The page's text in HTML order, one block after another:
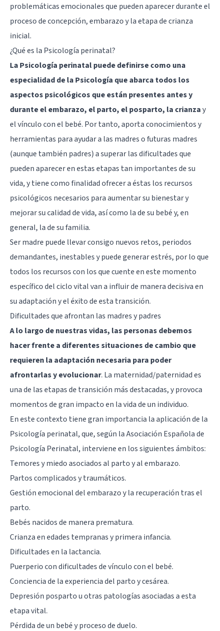
problemáticas emocionales que pueden aparecer durante el
proceso de concepción, embarazo y la etapa de crianza
inicial.
¿Qué es la Psicología perinatal?
La Psicología perinatal puede definirse como una
especialidad de la Psicología que abarca todos los
aspectos psicológicos que están presentes antes y
durante el embarazo, el parto, el posparto, la crianzay
el vínculo con el bebé. Por tanto, aporta conocimientos y
herramientas para ayudar a las madres o futuras madres
(aunque también padres) a superar las dificultades que
pueden aparecer en estas etapas tan importantes de su
vida, y tiene como finalidad ofrecer a éstas los recursos
psicológicos necesarios para aumentar su bienestar y
mejorar su calidad de vida, así como la de su bebé y, en
general, la de su familia.
Ser madre puede llevar consigo nuevos retos, periodos
demandantes, inestables y puede generar estrés, por lo que
todos los recursos con los que cuente en este momento
específico del ciclo vital van a influir de manera decisiva en
su adaptación y el éxito de esta transición.
Dificultades que afrontan las madres y padres
A lo largo de nuestras vidas, las personas debemos
hacer frente a diferentes situaciones de cambio que
requieren la adaptación necesaria para poder
afrontarlas y evolucionar. La maternidad/paternidad es
una de las etapas de transición más destacadas, y provoca
momentos de gran impacto en la vida de un individuo.
En este contexto tiene gran importancia la aplicación de la
Psicología perinatal, que, según la Asociación Española de
Psicología Perinatal, interviene en los siguientes ámbitos:
Temores y miedo asociados al parto y al embarazo.
Partos complicados y traumáticos.
Gestión emocional del embarazo y la recuperación tras el
parto.
Bebés nacidos de manera prematura.
Crianza en edades tempranas y primera infancia.
Dificultades en la lactancia.
Puerperio con dificultades de vínculo con el bebé.
Conciencia de la experiencia del parto y cesárea.
Depresión posparto u otras patologías asociadas a esta
etapa vital.
Pérdida de un bebé y proceso de duelo.